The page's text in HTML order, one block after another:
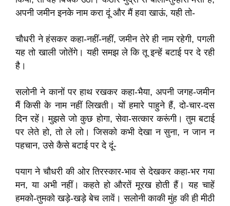
अपनी जमीन इनके नाम करा दूं और मैं हवा खाऊं, यही तो-
चौधरी ने हंसकर कहा-नहीं-नहीं, जमीन तेरे ही नाम रहेगी, पगली
यह तो खाली जोतेंगे। यही समझ ले कि तू इन्हें बटाई पर दे रही
है।
सलोनी ने कानों पर हाथ रखकर कहा-भैया, अपनी जगह-जमीन
मैं किसी के नाम नहीं लिखती। यों हमारे पाहुने हैं, दो-चार-दस
दिन रहें। मुझसे जो कुछ होगा, सेवा-सत्कार करूंगी। तुम बटाई
पर लेते हो, तो ले लो। जिसको कभी देखा न सुना, न जान न
पहचान, उसे कैसे बटाई पर दे दूं-
पयाग ने चौधरी की ओर तिरस्कार-भाव से देखकर कहा-भर गया
मन, या अभी नहीं। कहते हो औरतें मूरख होती हैं। यह चाहें
हमको-तुमको खड़े-खड़े बेच लावें। सलोनी काकी मुंह की ही मीठी